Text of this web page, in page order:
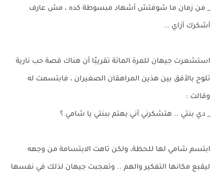
_ من زمان ما شوفتش أشهاد مبسوطة كده ، مش عارف
أشكرك أزاي ..
استشعرت جيهان للمرة المائة تقريبًا أن هناك قصة حب نارية
تلوح بالأفق بين هذين المراهقان الصغيران ، فابتسمت له
وقالت :
_ دي بنتي .. هتشكرني أني بهتم ببنتي يا شامي ؟
ابتسم شامي لها للحظة، ولكن تاهت الابتسامة من وجهه
ليقبع مكانها التفكير والهم .. وتعجبت جيهان لذلك في نفسها